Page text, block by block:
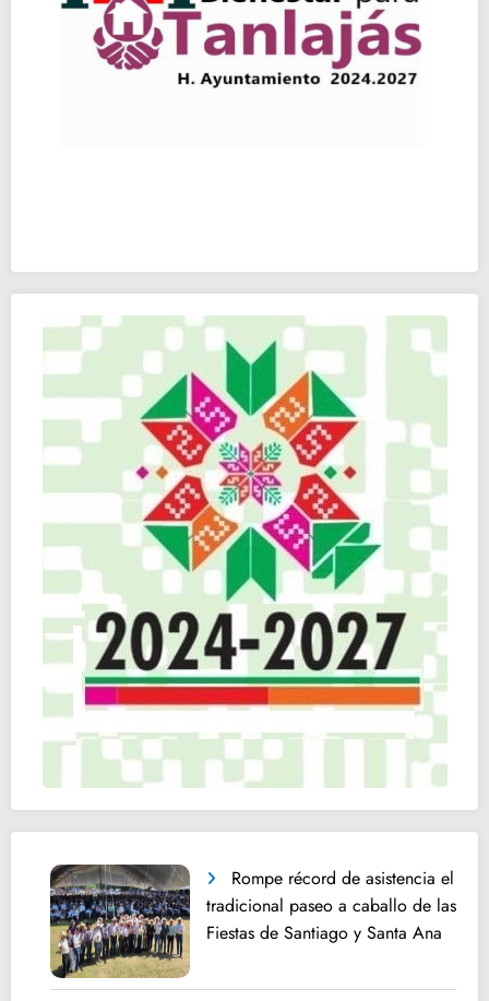
Rompe récord de asistencia el
tradicional paseo a caballo de las
Fiestas de Santiago y Santa Ana